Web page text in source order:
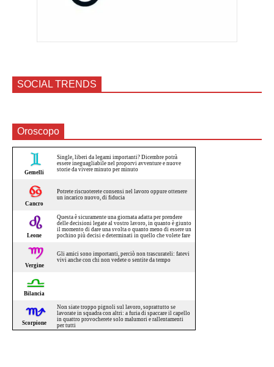
SOCIAL TRENDS
Oroscopo